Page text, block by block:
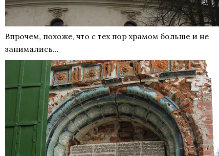
Впрочем, похоже, что с тех пор храмом больше и не
занимались...